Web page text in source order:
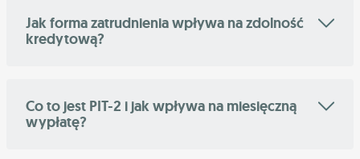
Jak forma zatrudnienia wpływa na zdolność
kredytową?
Co to jest PIT-2 i jak wpływa na miesięczną
wypłatę?